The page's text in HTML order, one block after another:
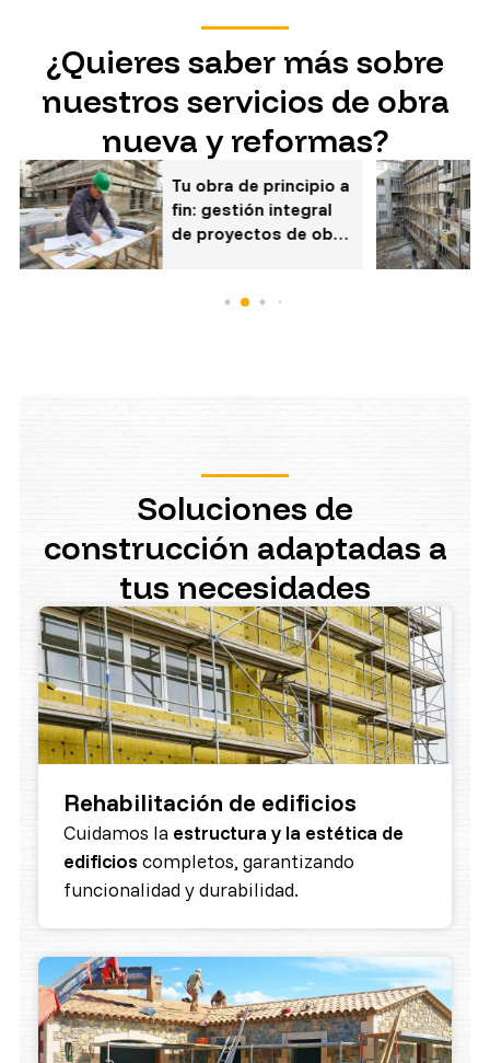
¿Quieres saber más sobre
nuestros servicios de obra
nueva y reformas?
Tu obra de principio a
fin: gestión integral
de proyectos de obra
Soluciones de
construcción adaptadas a
tus necesidades
Rehabilitación de edificios
Cuidamos la estructura y la estética de
edificios completos, garantizando
funcionalidad y durabilidad.